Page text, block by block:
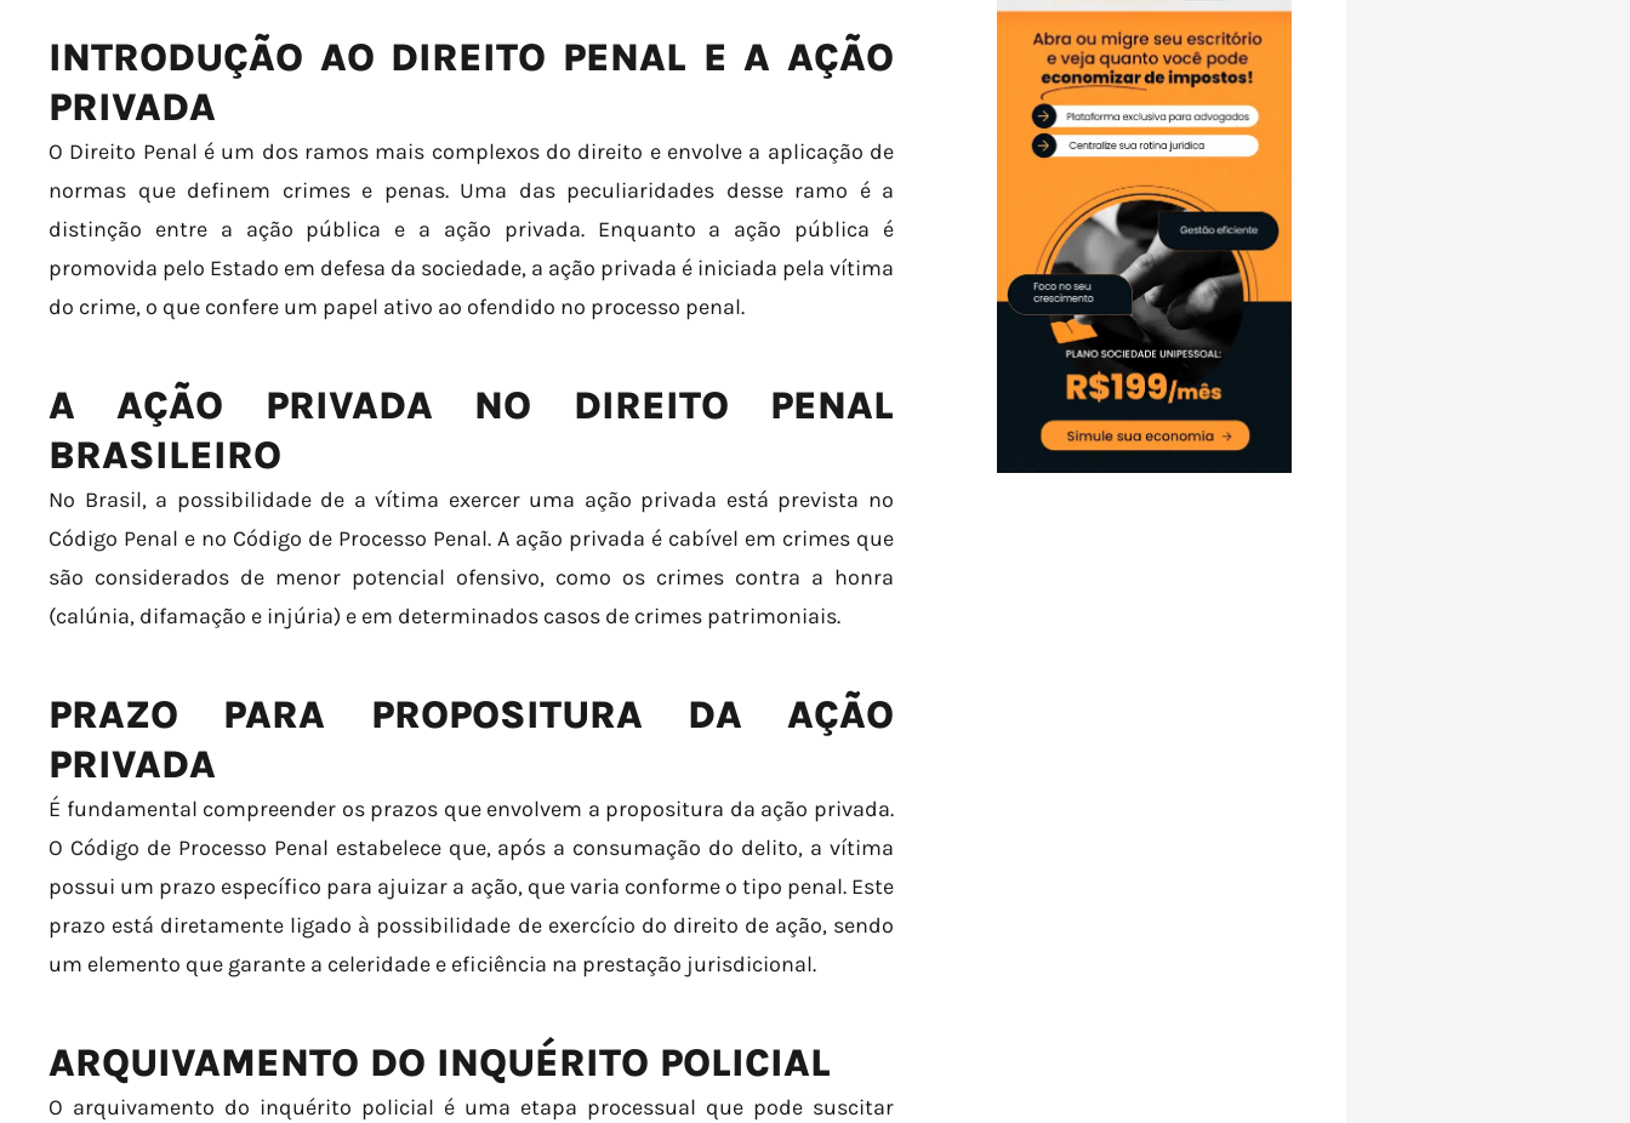
INTRODUÇÃO AO DIREITO PENAL E A AÇÃO
PRIVADA
O Direito Penal é um dos ramos mais complexos do direito e envolve a aplicação de
normas que definem crimes e penas. Uma das peculiaridades desse ramo é a
distinção entre a ação pública e a ação privada. Enquanto a ação pública é
promovida pelo Estado em defesa da sociedade, a ação privada é iniciada pela vítima
do crime, o que confere um papel ativo ao ofendido no processo penal.
A AÇÃO PRIVADA NO DIREITO PENAL
BRASILEIRO
No Brasil, a possibilidade de a vítima exercer uma ação privada está prevista no
Código Penal e no Código de Processo Penal. A ação privada é cabível em crimes que
são considerados de menor potencial ofensivo, como os crimes contra a honra
(calúnia, difamação e injúria) e em determinados casos de crimes patrimoniais.
PRAZO PARA PROPOSITURA DA AÇÃO
PRIVADA
É fundamental compreender os prazos que envolvem a propositura da ação privada.
O Código de Processo Penal estabelece que, após a consumação do delito, a vítima
possui um prazo específico para ajuizar a ação, que varia conforme o tipo penal. Este
prazo está diretamente ligado à possibilidade de exercício do direito de ação, sendo
um elemento que garante a celeridade e eficiência na prestação jurisdicional.
ARQUIVAMENTO DO INQUÉRITO POLICIAL
O arquivamento do inquérito policial é uma etapa processual que pode suscitar